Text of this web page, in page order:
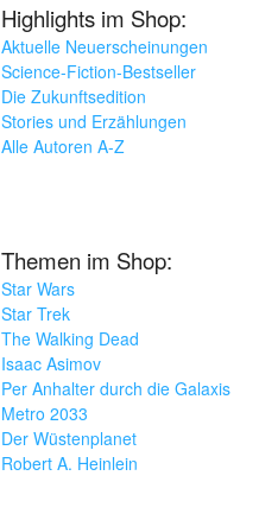
Highlights im Shop:
Aktuelle Neuerscheinungen
Science-Fiction-Bestseller
Die Zukunftsedition
Stories und Erzählungen
Alle Autoren A-Z
Themen im Shop:
Star Wars
Star Trek
The Walking Dead
Isaac Asimov
Per Anhalter durch die Galaxis
Metro 2033
Der Wüstenplanet
Robert A. Heinlein